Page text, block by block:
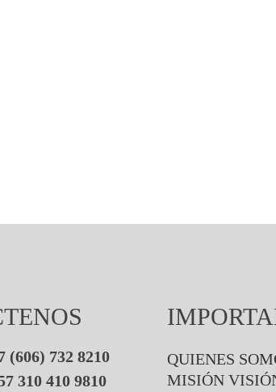
(606) 732 8210
310 410 9810
QUIENES
MISIÓN